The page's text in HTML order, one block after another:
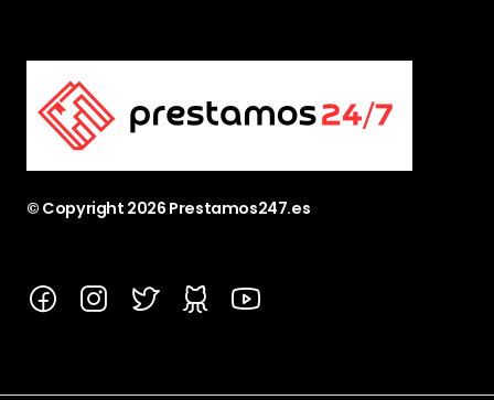
© Copyright 2026 Prestamos247.es
Facebook
Instagram
Twitter
GitHubYouTube